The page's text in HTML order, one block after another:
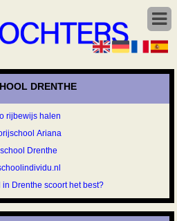
DRENTHE
rijbewijs halen
Ariana
Drenthe
Drenthe scoort het best?